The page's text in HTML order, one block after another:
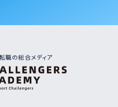
職の総合メディア